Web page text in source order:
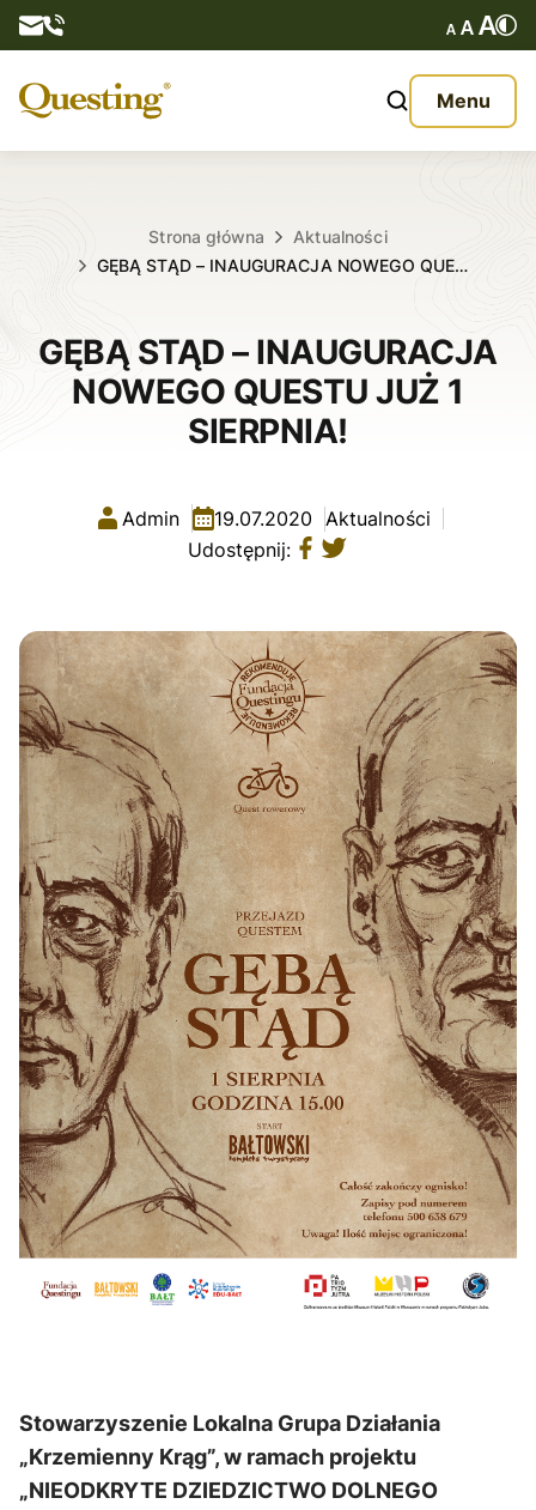
Menu
O nas
Kontakt
Strona główna
Aktualności
GĘBĄ STĄD – INAUGURACJA NOWEGO QUE…
GĘBĄ STĄD – INAUGURACJA
NOWEGO QUESTU JUŻ 1
SIERPNIA!
Admin 19.07.2020 Aktualności
Udostępnij:
Stowarzyszenie Lokalna Grupa Działania
„Krzemienny Krąg”, w ramach projektu
„NIEODKRYTE DZIEDZICTWO DOLNEGO